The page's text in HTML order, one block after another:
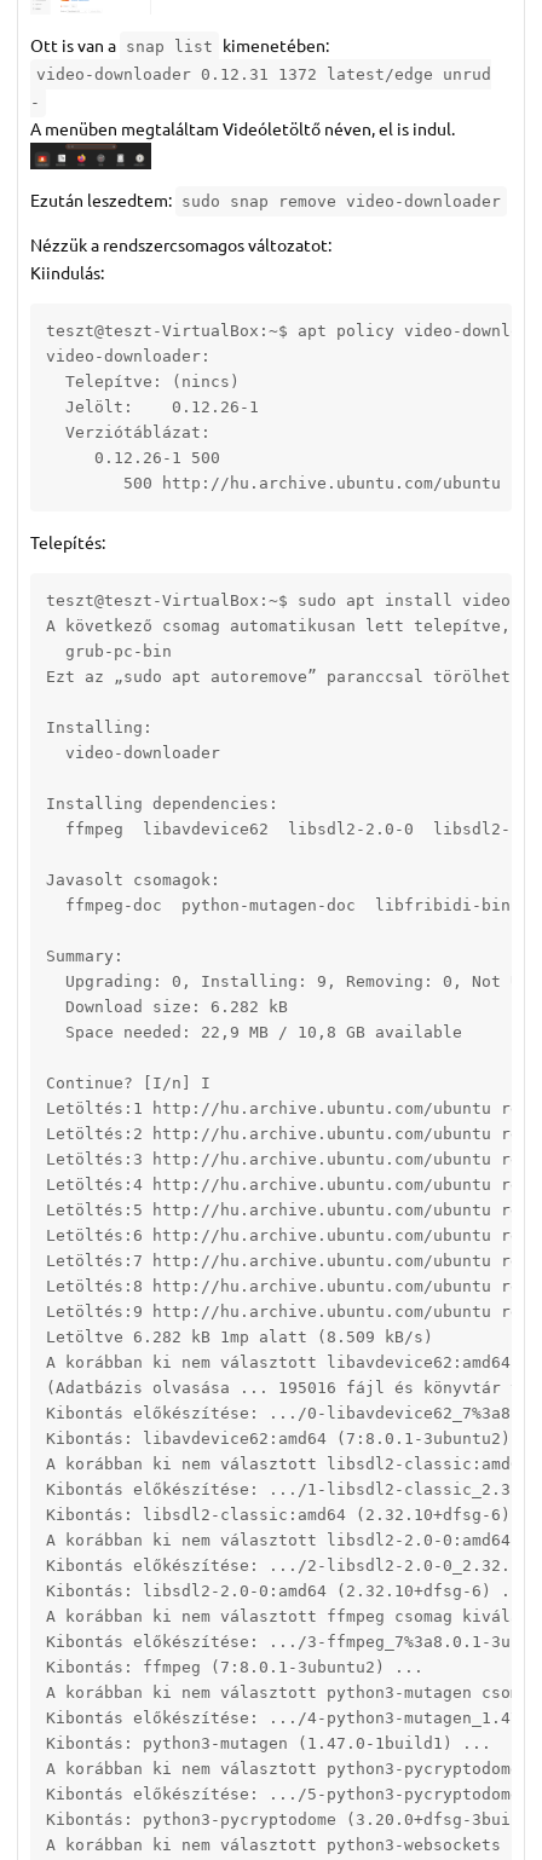
Ott is van a snap list kimenetében:
video-downloader 0.12.31 1372 latest/edge unrud
-
A menüben megtaláltam Videóletöltő néven, el is indul.
Ezután leszedtem: sudo snap remove video-downloader
Nézzük a rendszercsomagos változatot:
Kiindulás:
teszt@teszt-VirtualBox:~$ apt policy video-
video-downloader:
  Telepítve: (nincs)
  Jelölt:    0.12.26-1
  Verziótáblázat:
     0.12.26-1 500
500 http://hu.archive.ubuntu.com/ubuntu
Telepítés:
teszt@teszt-VirtualBox:~$ sudo apt install video-
A következő csomag automatikusan lett telepítve,
  grub-pc-bin
Ezt az „sudo apt autoremove” paranccsal törölheti.
Installing:
  video-downloader
Installing dependencies:
ffmpeg  libavdevice62  libsdl2-2.0-0  libsdl2-
Javasolt csomagok:
ffmpeg-doc  python-mutagen-doc  libfribidi-bin
Summary:
Upgrading: 0, Installing: 9, Removing: 0, Not
  Download size: 6.282 kB
  Space needed: 22,9 MB / 10,8 GB available
Continue? [I/n] I
Letöltés:1 http://hu.archive.ubuntu.com/ubuntu
Letöltés:2 http://hu.archive.ubuntu.com/ubuntu
Letöltés:3 http://hu.archive.ubuntu.com/ubuntu
Letöltés:4 http://hu.archive.ubuntu.com/ubuntu
Letöltés:5 http://hu.archive.ubuntu.com/ubuntu
Letöltés:6 http://hu.archive.ubuntu.com/ubuntu
Letöltés:7 http://hu.archive.ubuntu.com/ubuntu
Letöltés:8 http://hu.archive.ubuntu.com/ubuntu
Letöltés:9 http://hu.archive.ubuntu.com/ubuntu
Letöltve 6.282 kB 1mp alatt (8.509 kB/s)
A korábban ki nem választott libavdevice62:amd64
(Adatbázis olvasása ... 195016 fájl és könyvtár
Kibontás előkészítése: .../0-
Kibontás: libavdevice62:amd64 (7:8.0.1-3ubuntu2)
A korábban ki nem választott libsdl2-classic:amd64
Kibontás előkészítése: .../1-libsdl2-
Kibontás: libsdl2-classic:amd64 (2.32.10+dfsg-6)
A korábban ki nem választott libsdl2-2.0-0:amd64
Kibontás előkészítése: .../2-libsdl2-2.0-
Kibontás: libsdl2-2.0-0:amd64 (2.32.10+dfsg-6) ...
A korábban ki nem választott ffmpeg csomag
Kibontás előkészítése: .../3-ffmpeg_7%3a8.0.1-
Kibontás: ffmpeg (7:8.0.1-3ubuntu2) ...
A korábban ki nem választott python3-mutagen
Kibontás előkészítése: .../4-python3-
Kibontás: python3-mutagen (1.47.0-1build1) ...
A korábban ki nem választott python3-pycryptodome
Kibontás előkészítése: .../5-python3-
Kibontás: python3-pycryptodome (3.20.0+dfsg-
A korábban ki nem választott python3-websockets